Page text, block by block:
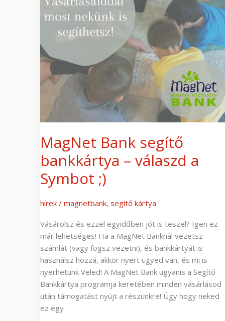
MagNet Bank segítő
bankkártya – válaszd a
Symbot ;)
hírek / magnetbank, segítő kártya
Vásárolsz és ezzel egyidőben jót is teszel? Igen ez
már lehetséges! Ha a MagNet Banknál vezetsz
számlát (vagy fogsz vezetni), és bankkártyát is
használsz hozzá, akkor nyert ügyed van, és mi is
nyerhetünk Veled! A MagNet Bank ugyanis a Segítő
Bankkártya programja keretében minden vásárlásod
után támogatást nyújt a részünkre! Úgy hogy neked
ez egy
bankkártya
válaszd
a
Symbot